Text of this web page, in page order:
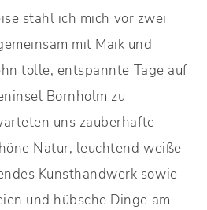
stahl ich mich vor zwei
mit Maik und
tolle, entspannte Tage auf
Bornholm zu
uns zauberhafte
Natur, leuchtend weiße
Kunsthandwerk sowie
und hübsche Dinge am